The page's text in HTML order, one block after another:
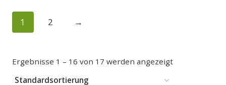
1 2 →
Ergebnisse 1 – 16 von 17 werden angezeigt